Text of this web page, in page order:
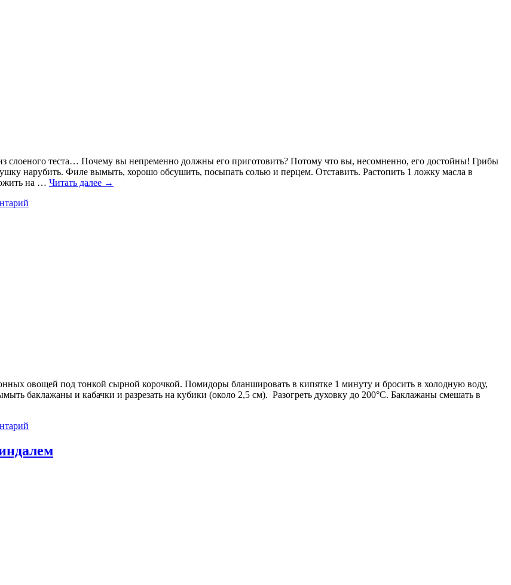
слоеного теста… Почему вы непременно должны его приготовить? Потому что вы, несомненно, его достойны! Грибы
нарубить. Филе вымыть, хорошо обсушить, посыпать солью и перцем. Отставить. Растопить 1 ложку масла в
на … Читать далее →
овощей под тонкой сырной корочкой. Помидоры бланшировать в кипятке 1 минуту и бросить в холодную воду,
баклажаны и кабачки и разрезать на кубики (около 2,5 см). Разогреть духовку до 200°C. Баклажаны смешать в